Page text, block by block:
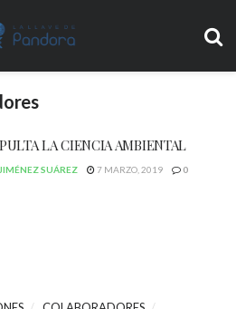
LA CIENCIA AMBIENTAL
SUÁREZ 7 MARZO, 2019 0